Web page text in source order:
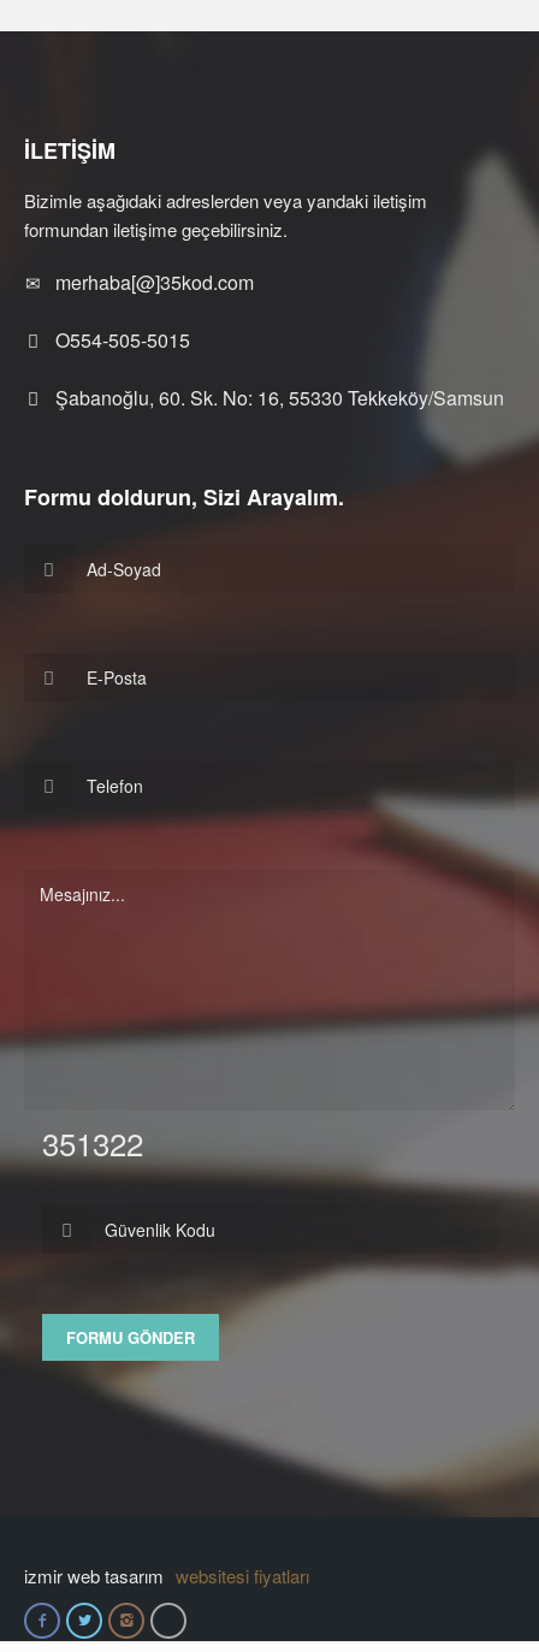
İLETİŞİM
Bizimle aşağıdaki adreslerden veya yandaki iletişim
formundan iletişime geçebilirsiniz.
merhaba[@]35kod.com
O554-505-5015
Şabanoğlu, 60. Sk. No: 16, 55330 Tekkeköy/Samsun
Formu doldurun, Sizi Arayalım.
351322
izmir web tasarım websitesi fiyatları